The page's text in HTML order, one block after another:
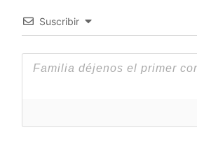
Suscribir